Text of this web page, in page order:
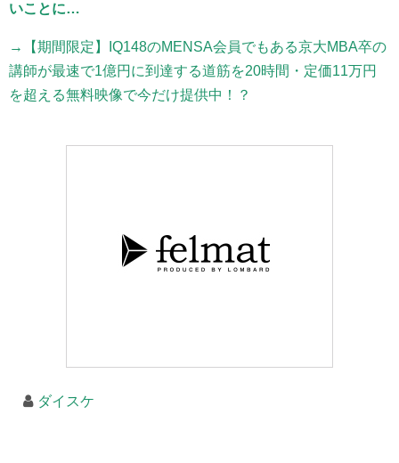
いことに…
→【期間限定】IQ148のMENSA会員でもある京大MBA卒の
講師が最速で1億円に到達する道筋を20時間・定価11万円
を超える無料映像で今だけ提供中！？
ダイスケ